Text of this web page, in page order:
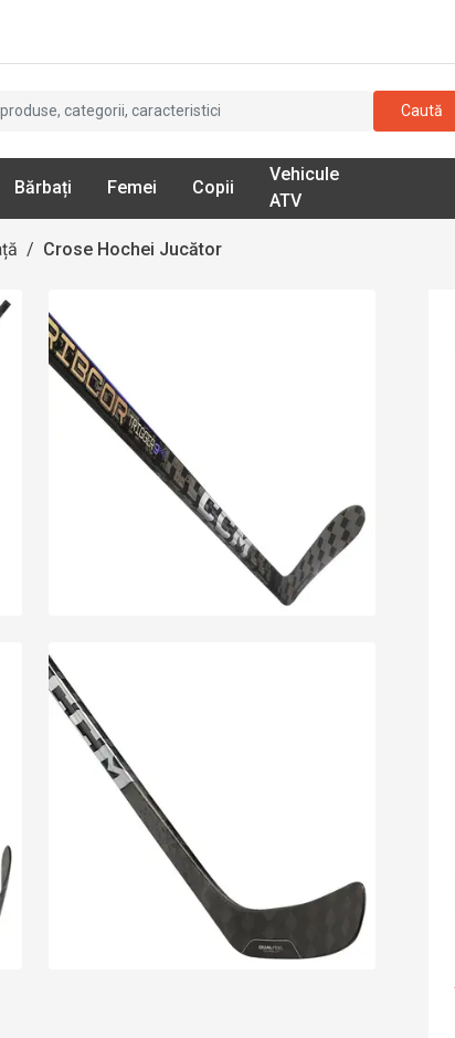
Caută
Bărbați Femei Copii
Vehicule
ATV
/ Crose Hochei Jucător